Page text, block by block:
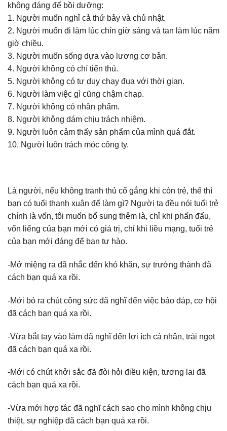
không đáng để bồi dưỡng:
1. Người muốn nghỉ cả thứ bảy và chủ nhật.
2. Người muốn đi làm lúc chín giờ sáng và tan làm lúc năm
giờ chiều.
3. Người muốn sống dựa vào lương cơ bản.
4. Người không có chí tiến thủ.
5. Người không có tư duy chạy đua với thời gian.
6. Người làm việc gì cũng chậm chạp.
7. Người không có nhân phẩm.
8. Người không dám chịu trách nhiệm.
9. Người luôn cảm thấy sản phẩm của mình quá đắt.
10. Người luôn trách móc công ty.
Là người, nếu không tranh thủ cố gắng khi còn trẻ, thế thì
bạn có tuổi thanh xuân để làm gì? Người ta đều nói tuổi trẻ
chính là vốn, tôi muốn bổ sung thêm là, chỉ khi phấn đấu,
vốn liếng của bạn mới có giá trị, chỉ khi liều mạng, tuổi trẻ
của bạn mới đáng để bạn tự hào.
-Mở miệng ra đã nhắc đến khó khăn, sự trưởng thành đã
cách bạn quá xa rồi.
-Mới bỏ ra chút công sức đã nghĩ đến việc báo đáp, cơ hội
đã cách bạn quá xa rồi.
-Vừa bắt tay vào làm đã nghĩ đến lợi ích cá nhân, trái ngọt
đã cách bạn quá xa rồi.
-Mới có chút khởi sắc đã đòi hỏi điều kiện, tương lai đã
cách bạn quá xa rồi.
-Vừa mới hợp tác đã nghĩ cách sao cho mình không chịu
thiệt, sự nghiệp đã cách bạn quá xa rồi.